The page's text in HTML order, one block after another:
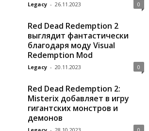
Legacy - 26.11.2023 0
Red Dead Redemption 2
выглядит фантастически
благодаря моду Visual
Redemption Mod
Legacy - 20.11.2023 0
Red Dead Redemption 2:
Misterix добавляет в игру
гигантских монстров и
демонов